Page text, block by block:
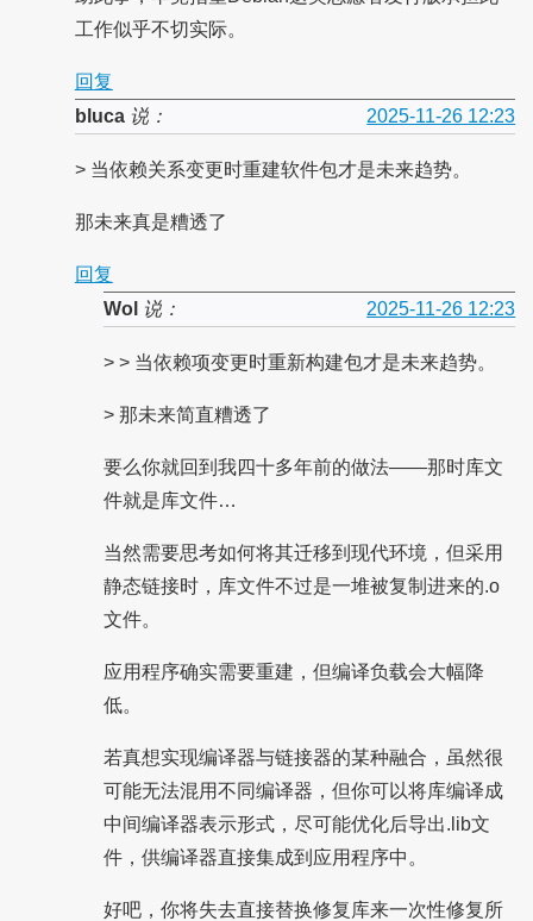
工作似乎不切实际。
回复
bluca说： 2025-11-26 12:23
> 当依赖关系变更时重建软件包才是未来趋势。
那未来真是糟透了
回复
Wol 说： 2025-11-26 12:23
> > 当依赖项变更时重新构建包才是未来趋势。
> 那未来简直糟透了
要么你就回到我四十多年前的做法——那时库文
件就是库文件…
当然需要思考如何将其迁移到现代环境，但采用
静态链接时，库文件不过是一堆被复制进来的.o
文件。
应用程序确实需要重建，但编译负载会大幅降
低。
若真想实现编译器与链接器的某种融合，虽然很
可能无法混用不同编译器，但你可以将库编译成
中间编译器表示形式，尽可能优化后导出.lib文
件，供编译器直接集成到应用程序中。
好吧，你将失去直接替换修复库来一次性修复所